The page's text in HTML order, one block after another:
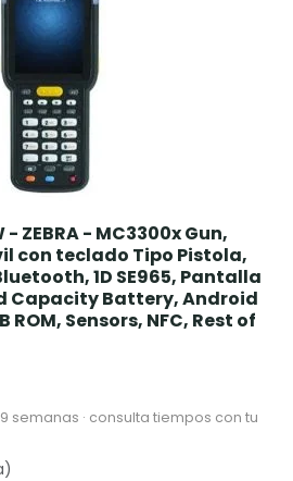
- ZEBRA - MC3300x Gun,
con teclado Tipo Pistola,
1D SE965, Pantalla
Capacity Battery, Android
ROM, Sensors, NFC, Rest of
semanas · consulta tiempos con tu